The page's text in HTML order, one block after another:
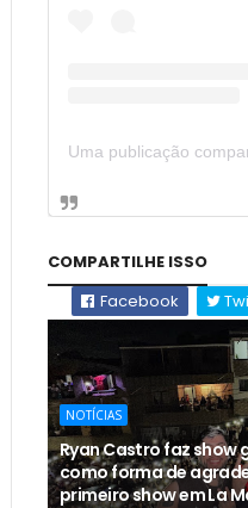
COMPARTILHE ISSO
Facebook
NOTÍCIAS
Ryan Castro faz show
como forma de
primeiro show em La